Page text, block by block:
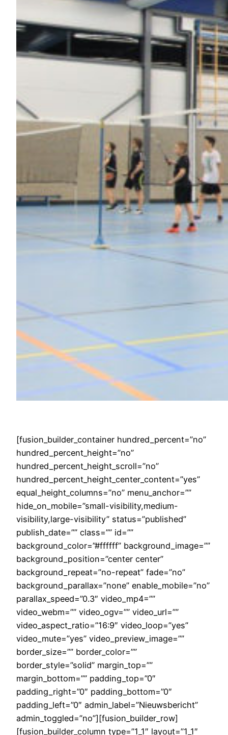
[fusion_builder_container hundred_percent=”no”
hundred_percent_height=”no”
hundred_percent_height_scroll=”no”
hundred_percent_height_center_content=”yes”
equal_height_columns=”no” menu_anchor=””
hide_on_mobile=”small-visibility,medium-
visibility,large-visibility” status=”published”
publish_date=”” class=”” id=””
background_color=”#ffffff” background_image=””
background_position=”center center”
background_repeat=”no-repeat” fade=”no”
background_parallax=”none” enable_mobile=”no”
parallax_speed=”0.3″ video_mp4=””
video_webm=”” video_ogv=”” video_url=””
video_aspect_ratio=”16:9″ video_loop=”yes”
video_mute=”yes” video_preview_image=””
border_size=”” border_color=””
border_style=”solid” margin_top=””
margin_bottom=”” padding_top=”0″
padding_right=”0″ padding_bottom=”0″
padding_left=”0″ admin_label=”Nieuwsbericht”
admin_toggled=”no”][fusion_builder_row]
[fusion_builder_column type=”1_1″ layout=”1_1″